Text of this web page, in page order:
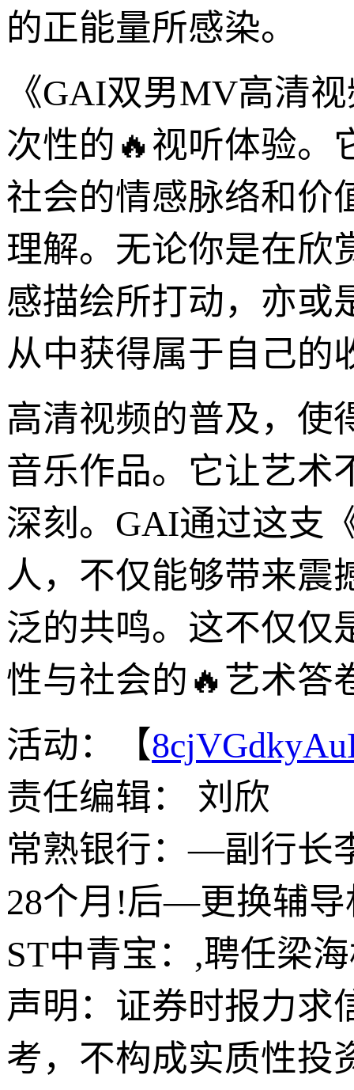
的正能量所感染。
《GAI双男MV高清
次性的🔥视听体验。
社会的情感脉络和价
理解。无论你是在欣
感描绘所打动，亦或
从中获得属于自己的
高清视频的普及，使
音乐作品。它让艺术
深刻。GAI通过这支
人，不仅能够带来震
泛的共鸣。这不仅仅
性与社会的🔥艺术答
活动：【
责任编辑： 刘欣
常熟银行：—副行长
28个月!后—更换辅导
ST中青宝：,聘任梁
声明：证券时报力求
考，不构成实质性投